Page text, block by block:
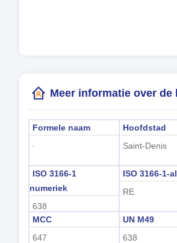
Meer informatie over de
Formele naam
-
Hoofdstad
Saint-Denis
ISO 3166-1
numeriek
638
ISO 3166-1-
RE
MCC
647
UN M49
638